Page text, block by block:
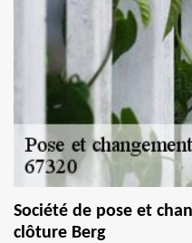
Société de pose et
clôture Berg